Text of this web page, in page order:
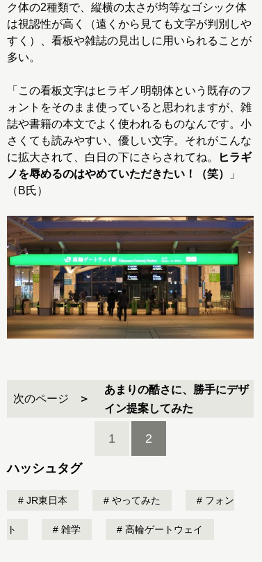
ク体の2種類で、縦横の太さが均等なゴシック体
は視認性が高く（遠くから見ても文字が判別しや
すく）、看板や雑誌の見出しに用いられることが
多い。
「この看板文字はヒラギノ明朝体という既存のフ
ォントをそのまま使っていると思われますが、雑
誌や書籍の本文でよく使われるものなんです。小
さくても読みやすい、優しい文字。それがこんな
に拡大されて、白日の下にさらされてね。
ヒラギ
ノを辱めるのはやめていただきたい！（笑）
」
（B氏）
次のページ
あまりの酷さに、勝手にデザ
イン提案してみた
1 2
ハッシュタグ
JR東日本 やってみた フォン
ト 雑学 高輪ゲートウェイ